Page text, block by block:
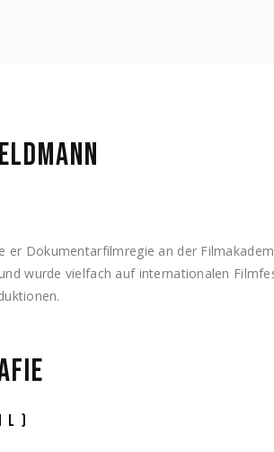
Dokumentarfilmregie an der
wurde vielfach auf internationalen